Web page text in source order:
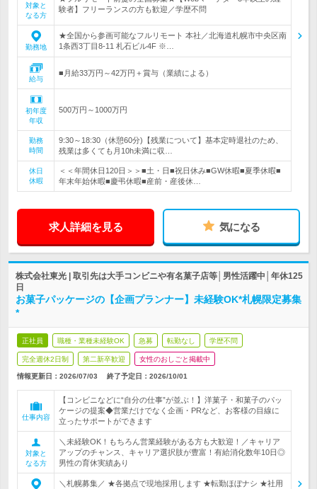
対象と
なる方
験者】フリーランスの方も歓迎／学歴不問
勤務地
★全国から参画可能なフルリモート 本社／北海道札幌市中央区南
1条西3丁目8-11 札石ビル4F ※…
給与
■月給33万円～42万円＋賞与（業績による）
初年度
年収
500万円～1000万円
勤務
時間
9:30～18:30（休憩60分)【残業について】基本定時退社のため、
残業は多くても月10h未満に収…
休日
休暇
＜＜年間休日120日＞＞■土・日■祝日休み■GW休暇■夏季休暇■
年末年始休暇■慶弔休暇■産前・産後休…
求人詳細を見る 気になる
株式会社東光 | 取引先は大手コンビニや有名菓子店等│男性活躍中│年休125
日
お菓子パッケージの【企画プランナー】未経験OK*札幌限定募集
*
正社員 職種・業種未経験OK 急募 転勤なし 学歴不問
完全週休2日制 第二新卒歓迎 女性のおしごと掲載中
情報更新日：2026/07/03 終了予定日： 2026/10/01
仕事内容
【コンビニなどに“自分の仕事”が並ぶ！】洋菓子・和菓子のパッ
ケージの提案◆営業だけでなく企画・PRなど、お客様の目線に
立ったサポートができます
対象と
なる方
＼未経験OK！もちろん営業経験がある方も大歓迎！／キャリア
アップのチャンス、キャリア選択肢が豊富！有給消化数年10日◎
男性の育休実績あり
＼札幌募集／ ★各拠点で現地採用します ★転勤ほぼナシ ★社用